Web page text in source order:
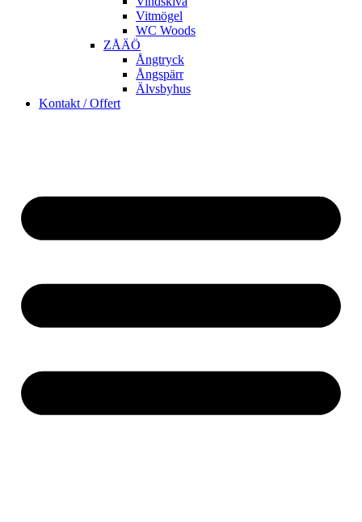
Vitmögel
WC Woods
ZÅÄÖ
Ångtryck
Ångspärr
Älvsbyhus
Kontakt / Offert